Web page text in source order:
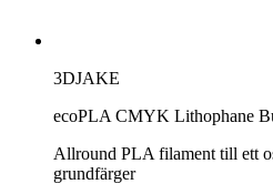
3DJAKE
ecoPLA CMYK Lithophane
Allround PLA filament till ett
grundfärger